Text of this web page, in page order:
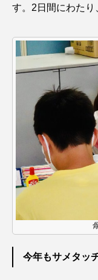
ダイサギ
チョウクラゲ
チリメンモンスタ
ツキヒハナダイ
トゲウオ
ドチザメ
す。2日間にわたり
今年もサメタッ